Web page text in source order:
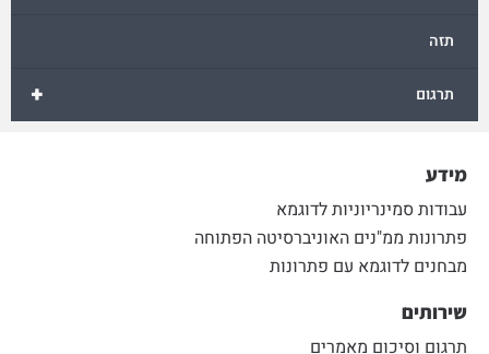
תזה
+ תרגום
מידע
עבודות סמינריוניות לדוגמא
פתרונות ממ"נים האוניברסיטה הפתוחה
מבחנים לדוגמא עם פתרונות
שירותים
תרגום וסיכום מאמרים